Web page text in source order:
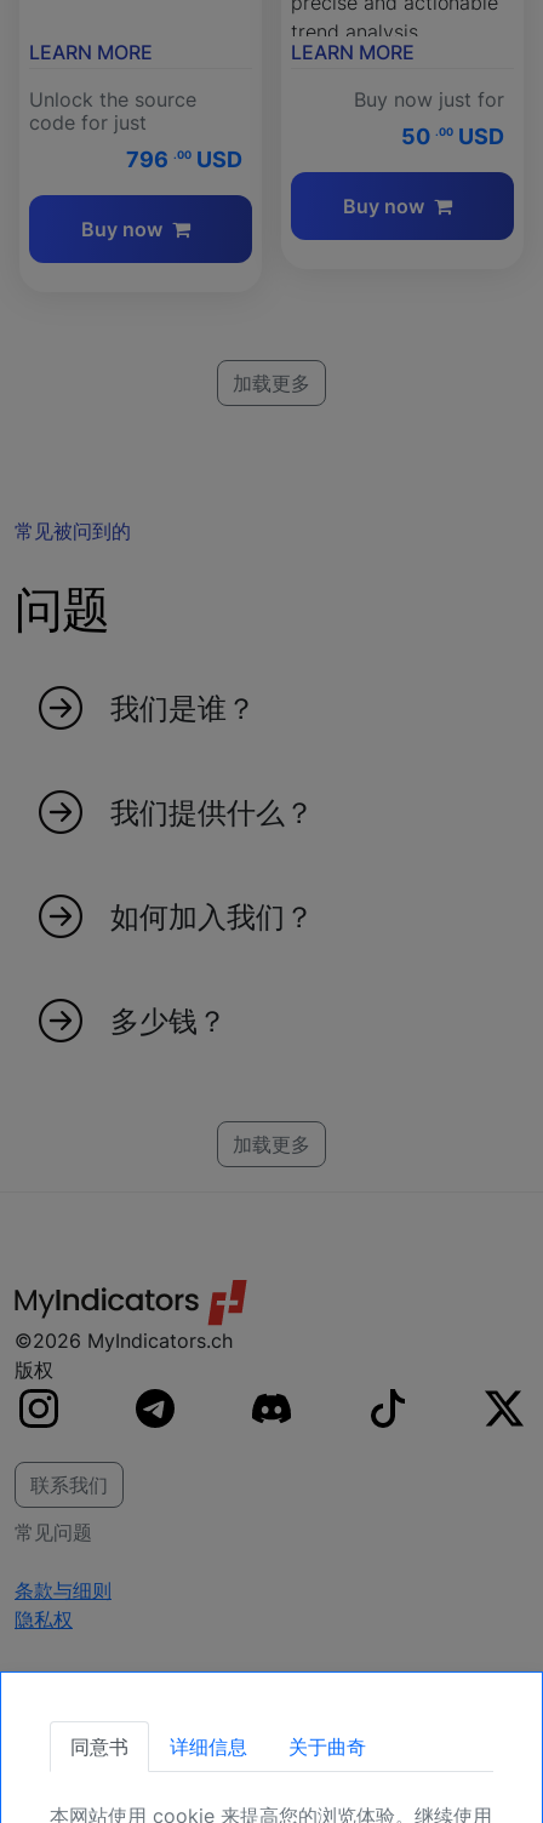
LEARN MORE
Unlock the source
code for just
796 .00 USD
Buy now
trend analysis.
LEARN MORE
Buy now just for
50 .00 USD
Buy now
加载更多
常见被问到的
问题
我们是谁？
我们是一个年轻的团队，创造指标使交易更高效
和有效。我们100%基于瑞士。探索我们庞大的指
我们提供什么？
率和对市场趋势的洞察力。
如何加入我们？
得独家市场洞察和指标的访问权限。
多少钱？
NinjaTrader、MT4、MT5 和 TradeStation 制作
指标。如果您找不到您的平台，别担心，我们可
加载更多
©2026 MyIndicators.ch
版权
联系我们
常见问题
条款与细则
隐私权
获取更新
确保您的头寸，为未来更多机会注册吧。
同意书 详细信息 关于曲奇
本网站使用 cookie 来提高您的浏览体验。继续使用